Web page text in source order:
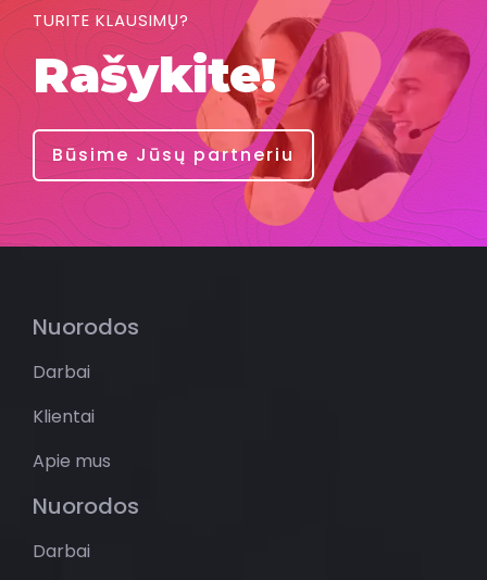
TURITE KLAUSIMŲ?
Rašykite!
Būsime Jūsų partneriu
Nuorodos
Darbai
Klientai
Apie mus
Nuorodos
Darbai